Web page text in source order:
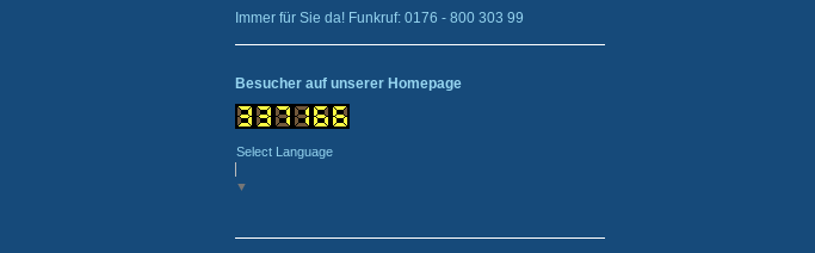
Immer für Sie da! Funkruf: 0176 - 800 303 99
Besucher auf unserer Homepage
Select Language
▼